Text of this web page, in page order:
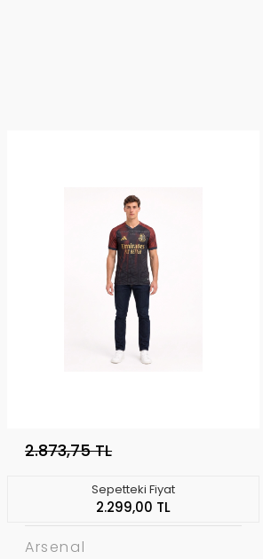
2.873,75 TL
Sepetteki Fiyat
2.299,00 TL
Arsenal